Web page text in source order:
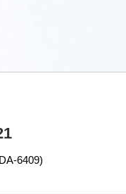
6409)